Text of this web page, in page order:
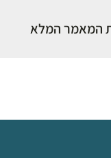
המאמר המלא